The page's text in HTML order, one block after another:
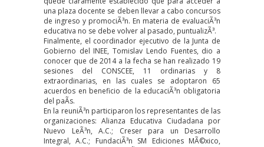
una plaza docente se deben llevar a cabo concursos
de ingreso y promociÃ³n. En materia de evaluaciÃ³n
educativa no se debe volver al pasado, puntualizÃ³.
Finalmente, el coordinador ejecutivo de la Junta de
Gobierno del INEE, Tomislav Lendo Fuentes, dio a
conocer que de 2014 a la fecha se han realizado 19
sesiones del CONSCEE, 11 ordinarias y 8
extraordinarias, en las cuales se adoptaron 65
acuerdos en beneficio de la educaciÃ³n obligatoria
del paÃ­s.
En la reuniÃ³n participaron los representantes de las
organizaciones: Alianza Educativa Ciudadana por
Nuevo LeÃ³n, A.C.; Creser para un Desarrollo
Integral, A.C.; FundaciÃ³n SM Ediciones MÃ©xico,